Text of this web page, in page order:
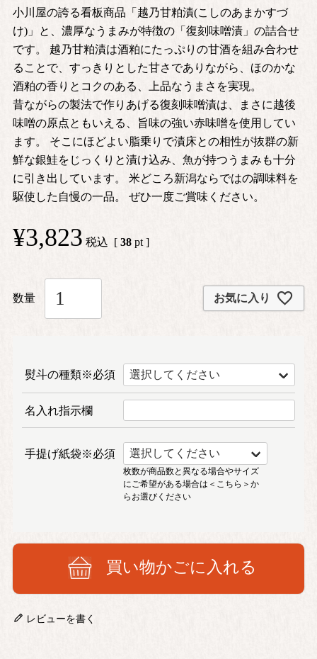
小川屋の誇る看板商品「越乃甘粕漬(こしのあまかすづ
け)」と、濃厚なうまみが特徴の「復刻味噌漬」の詰合せ
です。 越乃甘粕漬は酒粕にたっぷりの甘酒を組み合わせ
ることで、すっきりとした甘さでありながら、ほのかな
酒粕の香りとコクのある、上品なうまさを実現。
昔ながらの製法で作りあげる復刻味噌漬は、まさに越後
味噌の原点ともいえる、旨味の強い赤味噌を使用してい
ます。 そこにほどよい脂乗りで漬床との相性が抜群の新
鮮な銀鮭をじっくりと漬け込み、魚が持つうまみも十分
に引き出しています。 米どころ新潟ならではの調味料を
駆使した自慢の一品。 ぜひ一度ご賞味ください。
¥3,823 税込 [ 38 pt ]
お気に入り
買い物かごに入れる
熨斗の種類※必須
名入れ指示欄
手提げ紙袋※必須
枚数が商品数と異なる場合やサイズ
にご希望がある場合は ＜こちら＞か
らお選びください
レビューを書く